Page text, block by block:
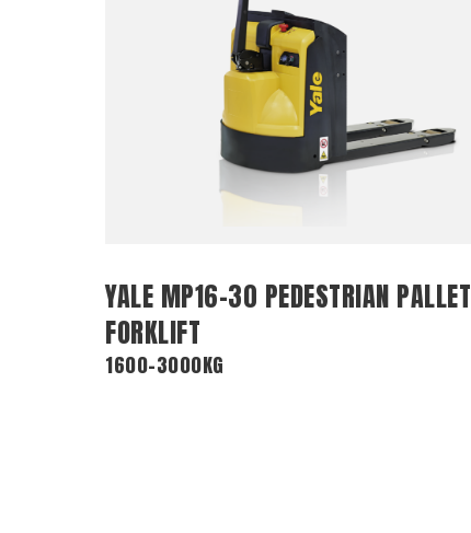
YALE MP16-30 PEDESTRIAN PALLET
FORKLIFT
1600-3000KG